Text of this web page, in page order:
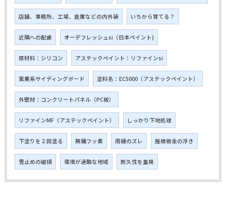
店舗、事務所、工場、倉庫などの内外装 いちから育てる？
近隣への配慮 オーデフレッシュsi（日本ペイント)
原材料：シリコン アステックペイント：リファインsi
窯業系サイディングボード 塗料名：EC5000（アステックペイント）
外壁材：コンクリートパネル（PC板）
リファインMF（アステックペイント） しっかり下地処理
下塗りを２回塗る 無機フッ素 雨樋のズレ 屋根板金の浮き
雪止めの破損 環境が過酷な地域 耐久性を重視